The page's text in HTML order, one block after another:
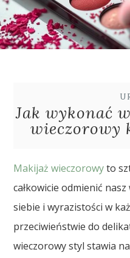
Jak wykonać
wieczorowy
Makijaż wieczorowyto
całkowicie odmienić
siebie i wyrazistości w
przeciwieństwie do
wieczorowy styl stawia